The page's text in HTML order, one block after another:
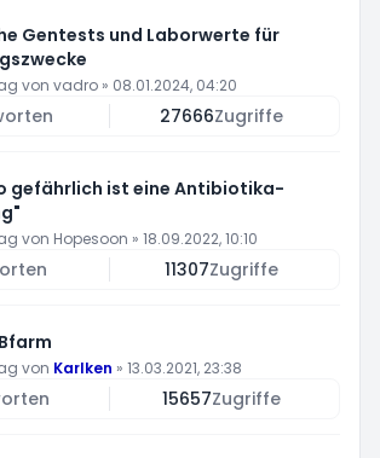
Gentests und Laborwerte für
von vadro » 08.01.2024, 04:20
27666Zugriffe
gefährlich ist eine Antibiotika-
von Hopesoon » 18.09.2022, 10:10
11307Zugriffe
von Karlken » 13.03.2021, 23:38
15657Zugriffe